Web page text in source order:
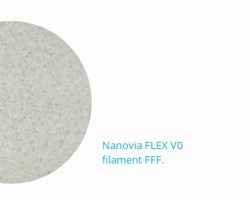
Nanovia FLEX V0
filament FFF.